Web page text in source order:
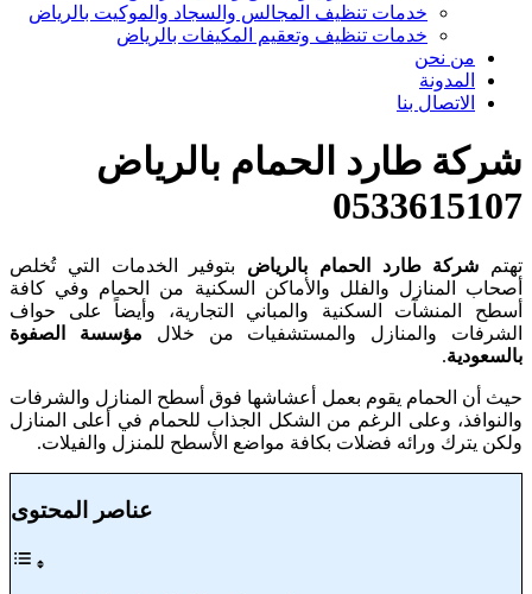
خدمات تنظيف المجالس والسجاد والموكيت بالرياض
خدمات تنظيف وتعقيم المكيفات بالرياض
من نحن
المدونة
الاتصال بنا
شركة طارد الحمام بالرياض
0533615107
تهتم شركة طارد الحمام بالرياض بتوفير الخدمات التي تُخلص
أصحاب المنازل والفلل والأماكن السكنية من الحمام وفي كافة
أسطح المنشآت السكنية والمباني التجارية، وأيضاً على حواف
الشرفات والمنازل والمستشفيات من خلال مؤسسة الصفوة
بالسعودية.
حيث أن الحمام يقوم بعمل أعشاشها فوق أسطح المنازل والشرفات
والنوافذ، وعلى الرغم من الشكل الجذاب للحمام في أعلى المنازل
ولكن يترك ورائه فضلات بكافة مواضع الأسطح للمنزل والفيلات.
عناصر المحتوى